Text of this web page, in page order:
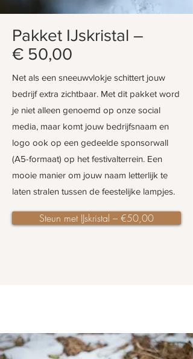
Pakket IJskristal –
€ 50,00
Net als een sneeuwvlokje schittert jouw
bedrijf extra zichtbaar. Met dit pakket word
je niet alleen genoemd op onze social
media, maar komt jouw bedrijfsnaam en
logo ook op een gedeelde sponsorwall
(A5-formaat) op het festivalterrein. Een
mooie manier om jouw naam letterlijk te
laten stralen tussen de feestelijke lampjes.
Steun met IJskristal – €50,00